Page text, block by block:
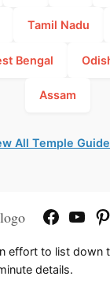
Tamil Nadu
Bengal
Assam
All Temple
FacebookYouTube
effort to list down
details.